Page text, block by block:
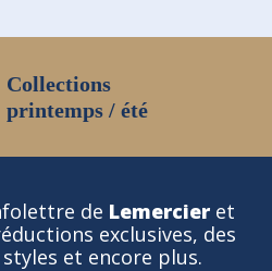
Collections
printemps / été
de Lemercier et
exclusives, des
et encore plus.